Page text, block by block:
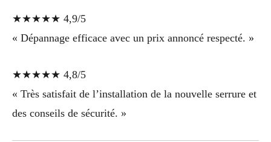
★★★★★ 4,9/5
« Dépannage efficace avec un prix annoncé respecté. »
★★★★★ 4,8/5
« Très satisfait de l’installation de la nouvelle serrure et
des conseils de sécurité. »